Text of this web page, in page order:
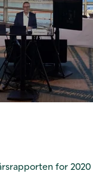
for